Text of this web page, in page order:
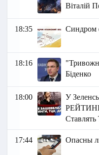
Віталій
18:35 Синдром
18:16
Біденко
18:00
У
17:44 Опасны